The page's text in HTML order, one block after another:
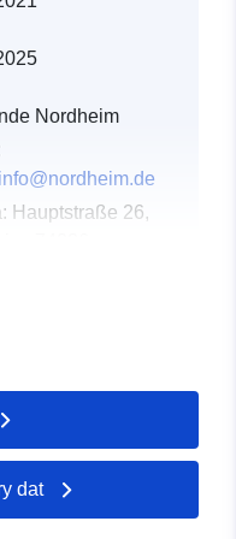
Nordheim
Hauptstraße 26,
do data.europa.eu:
2026
údajů.europa.eu:
2026
dat